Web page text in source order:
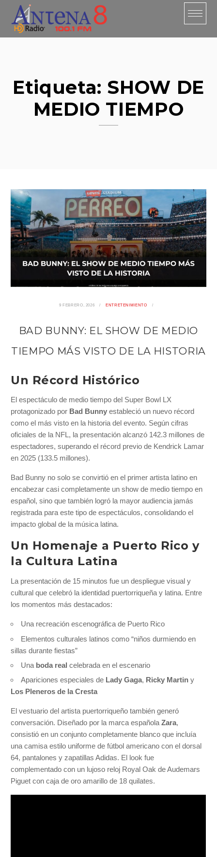
content
Etiqueta: SHOW DE
MEDIO TIEMPO
9 FEBRERO, 2026 ENTRETENIMIENTO
BAD BUNNY: EL SHOW DE MEDIO
TIEMPO MÁS VISTO DE LA HISTORIA
Un Récord Histórico
El espectáculo de medio tiempo del Super Bowl LX
protagonizado por Bad Bunny estableció un nuevo récord
como el más visto en la historia del evento. Según cifras
oficiales de la NFL, la presentación alcanzó 142.3 millones de
espectadores, superando el récord previo de Kendrick Lamar
en 2025 (133.5 millones).
Bad Bunny no solo se convirtió en el primer artista latino en
encabezar casi completamente un show de medio tiempo en
español, sino que también logró la mayor audiencia jamás
registrada para este tipo de espectáculos, consolidando el
impacto global de la música latina.
Un Homenaje a Puerto Rico y
la Cultura Latina
La presentación de 15 minutos fue un despliegue visual y
cultural que celebró la identidad puertorriqueña y latina. Entre
los momentos más destacados:
Una recreación escenográfica de Puerto Rico
Elementos culturales latinos como “niños durmiendo en
sillas durante fiestas”
Una boda real celebrada en el escenario
Apariciones especiales de Lady Gaga, Ricky Martin y
Los Pleneros de la Cresta
El vestuario del artista puertorriqueño también generó
conversación. Diseñado por la marca españolaZara,
consistió en un conjunto completamente blanco que incluía
una camisa estilo uniforme de fútbol americano con el dorsal
64, pantalones y zapatillas Adidas. El look fue
complementado con un lujoso reloj Royal Oak de Audemars
Piguet con caja de oro amarillo de 18 quilates.